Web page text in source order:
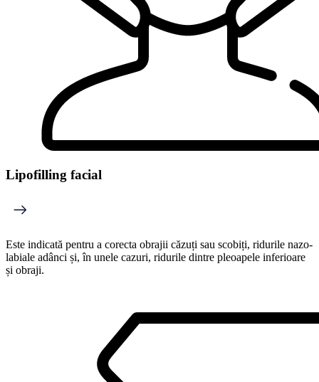
Lipofilling facial
Este indicată pentru a corecta obrajii căzuți sau scobiți, ridurile nazo-
labiale adânci și, în unele cazuri, ridurile dintre pleoapele inferioare
și obraji.